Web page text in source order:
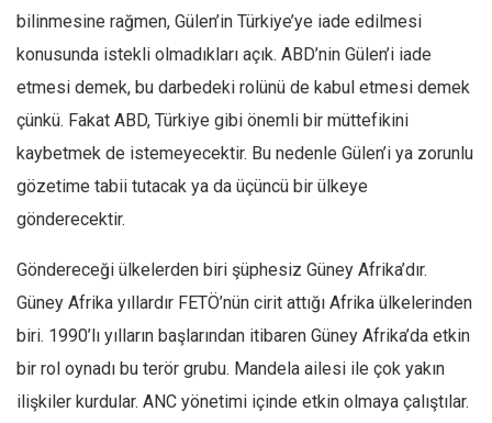
Yazarlar
Kemal Özer
Mahmut Toptaş
Yvonne Ridley
Barış Tarımcıoğlu
Hasanali Yıldırım
Leyla Şerif Emin
Selçuk Türkyılmaz
Mehmet Ali Tekin
bilinmesine rağmen, Gülen’in Türkiye’ye iade edilmesi
konusunda istekli olmadıkları açık. ABD’nin Gülen’i iade
etmesi demek, bu darbedeki rolünü de kabul etmesi demek
çünkü. Fakat ABD, Türkiye gibi önemli bir müttefikini
kaybetmek de istemeyecektir. Bu nedenle Gülen’i ya zorunlu
gözetime tabii tutacak ya da üçüncü bir ülkeye
gönderecektir.
Göndereceği ülkelerden biri şüphesiz Güney Afrika’dır.
Güney Afrika yıllardır FETÖ’nün cirit attığı Afrika ülkelerinden
biri. 1990’lı yılların başlarından itibaren Güney Afrika’da etkin
bir rol oynadı bu terör grubu. Mandela ailesi ile çok yakın
ilişkiler kurdular. ANC yönetimi içinde etkin olmaya çalıştılar.